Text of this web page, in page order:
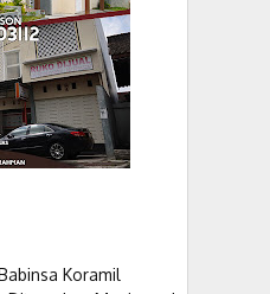
Koramil